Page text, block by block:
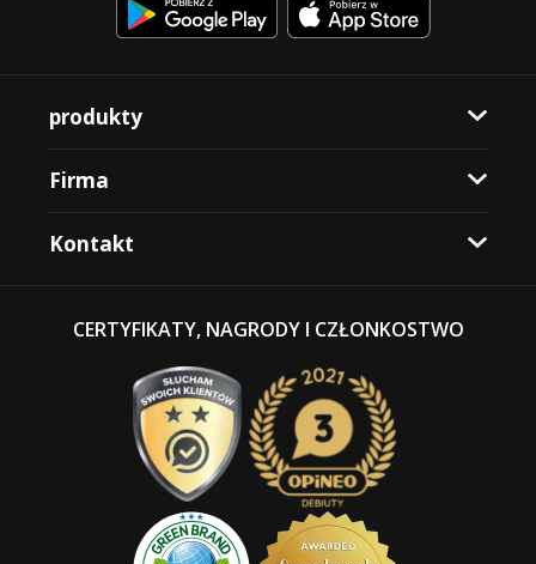
produkty
Firma
Kontakt
CERTYFIKATY, NAGRODY I CZŁONKOSTWO